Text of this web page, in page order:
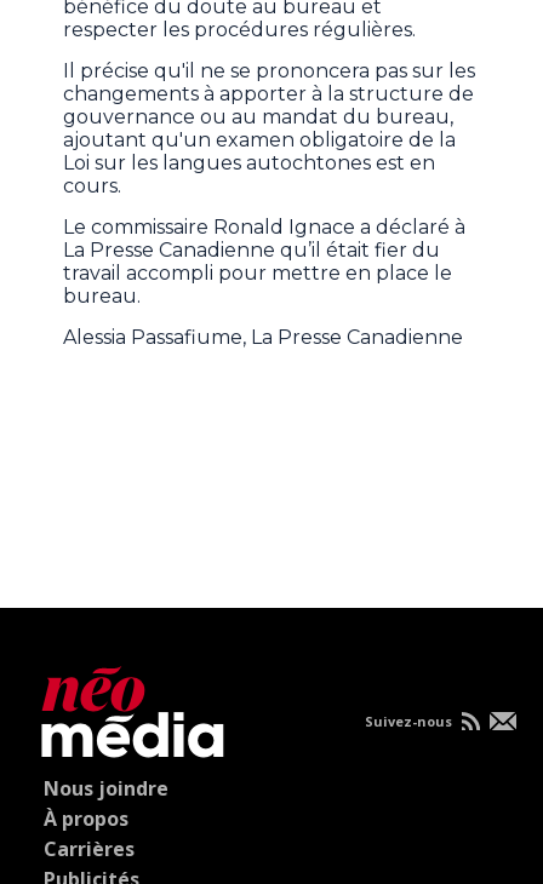
bénéfice du doute au bureau et
respecter les procédures régulières.
Il précise qu'il ne se prononcera pas sur les
changements à apporter à la structure de
gouvernance ou au mandat du bureau,
ajoutant qu'un examen obligatoire de la
Loi sur les langues autochtones est en
cours.
Le commissaire Ronald Ignace a déclaré à
La Presse Canadienne qu’il était fier du
travail accompli pour mettre en place le
bureau.
Alessia Passafiume, La Presse Canadienne
Nous joindre
À propos
Carrières
Publicités
Suivez-nous